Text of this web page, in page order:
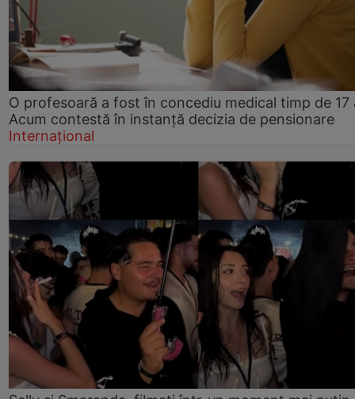
O profesoară a fost în concediu medical timp de 17
Acum contestă în instanță decizia de pensionare
Internațional